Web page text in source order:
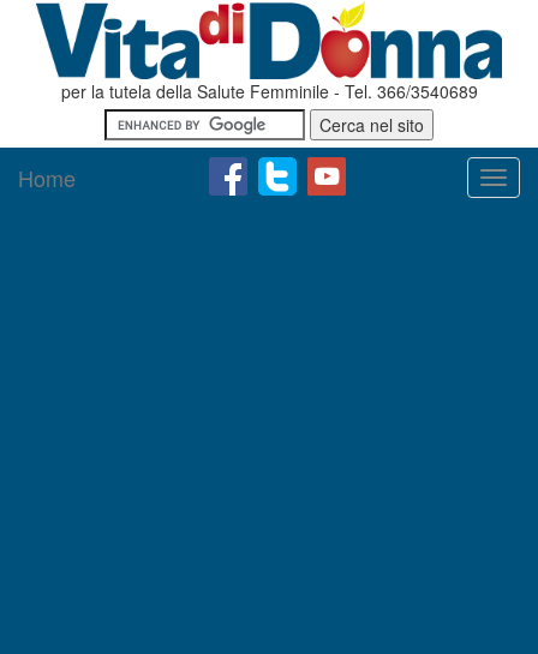
per la tutela della Salute Femminile - Tel. 366/3540689
Home